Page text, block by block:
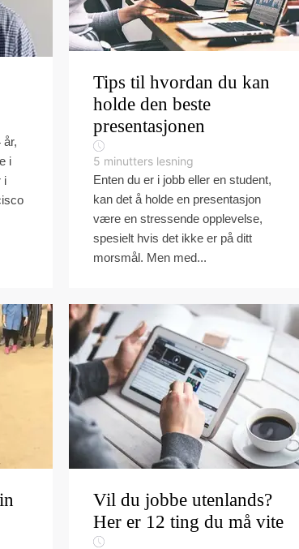
år,
i
i
Tips til hvordan du kan
holde den beste
presentasjonen
5 minutters lesning
Enten du er i jobb eller en student,
kan det å holde en presentasjon
være en stressende opplevelse,
spesielt hvis det ikke er på ditt
morsmål. Men med...
Vil du jobbe utenlands?
Her er 12 ting du må vite